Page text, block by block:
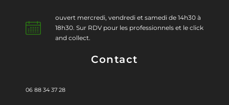
ouvert mercredi, vendredi et samedi de 14h30 à
18h30. Sur RDV pour les professionnels et le click
and collect.
Contact
06 88 34 37 28